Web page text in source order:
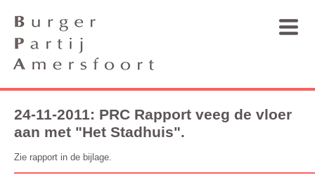
24-11-2011: PRC Rapport veeg de vloer
aan met "Het Stadhuis".
Zie rapport in de bijlage.